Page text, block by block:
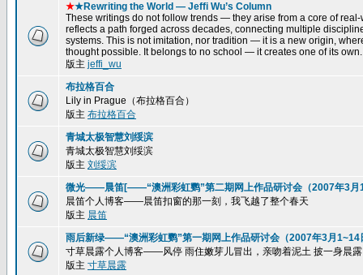
★★Rewriting the World — Jeffi Wu’s Column
These writings do not follow trends — they arise from a core of
reflects a path forged across decades, connecting multiple
systems. This is not imitation, nor tradition — it is a new origin,
thought possible. It belongs to no school — it creates one of its own.
版主 jeffi_wu
布拉格百合
Lily in Prague（布拉格百合）
版主 布拉格百合
青城太极智慧刘绥滨
青城太极智慧刘绥滨
版主 刘绥滨
微光——晨笛[——“澳洲彩虹鹦”第二期网上作品研讨会（2007年3月
晨笛个人博客——晨笛扣窗的那一刻，我飞越了整个春天
版主 晨笛
雨后新绿——“澳洲彩虹鹦”第一期网上作品研讨会（2007年3月1~14
寸草晨露个人博客——风停 雨住嫩芽儿冒出，亲吻着泥土 披一身晨
版主 寸草晨露